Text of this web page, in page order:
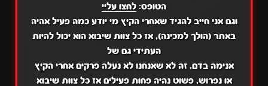
הטופס:לחצו עליי
וגם אני חייב להגיד שאחרי הקיץ מי יודע כמה פעיל אהיה
באתר (הולך למכינה), אז כל צוות שיבוא הוא יכול להיות
העתידי גם של
אנימה בדם, זה לא שאנחנו לא נעלה פרקים אחרי הקיץ
או נפרוש, פשוט נהיה פחות פעילים אז כל צוות שיבוא